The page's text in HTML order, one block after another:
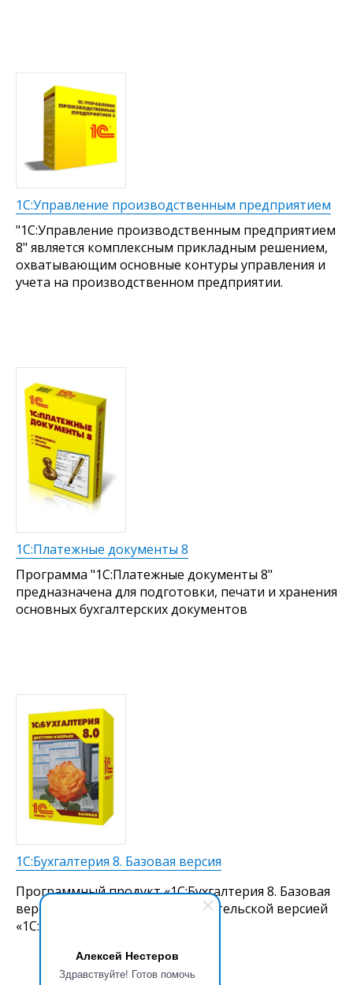
Алексей Нестеров
Здравствуйте! Готов помочь
1С:Управление производственным предприятием
"1C:Управление производственным предприятием
8" является комплексным прикладным решением,
охватывающим основные контуры управления и
учета на производственном предприятии.
1С:Платежные документы 8
Программа "1С:Платежные документы 8"
предназначена для подготовки, печати и хранения
основных бухгалтерских документов
1С:Бухгалтерия 8. Базовая версия
Программный продукт «1С:Бухгалтерия 8. Базовая
версия» является однопользовательской версией
«1С:Бухгалтерия 8».